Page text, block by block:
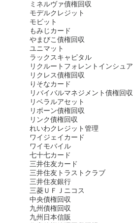
ミネルヴァ債権回収
モデルクレジット
モビット
もみじカード
やまびこ債権回収
ユニマット
ラックスキャピタル
リクルートフォレントインシュア
リクレス債権回収
りそなカード
リバイバルマネジメント債権回収
リベラルアセット
リボーン債権回収
リンク債権回収
れいわクレジット管理
ワイジェイカード
ワイモバイル
七十七カード
三井住友カード
三井住友トラストクラブ
三井住友銀行
三菱ＵＦＪニコス
中央債権回収
九州債権回収
九州日本信販